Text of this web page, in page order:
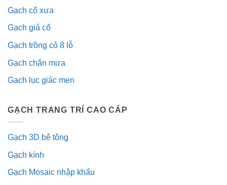
Gạch cổ xưa
Gạch giả cổ
Gạch trồng cỏ 8 lỗ
Gạch chắn mưa
Gạch lục giác men
GẠCH TRANG TRÍ CAO CẤP
Gạch 3D bê tông
Gạch kính
Gạch Mosaic nhập khẩu